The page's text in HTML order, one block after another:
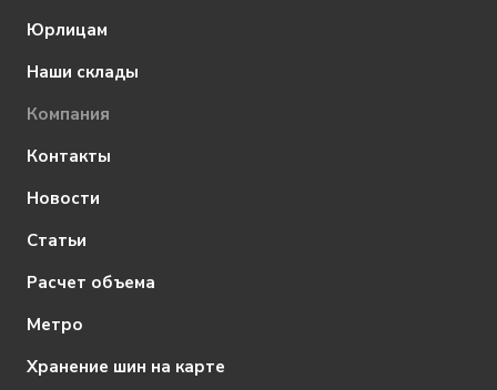
Юрлицам
Наши склады
Компания
Контакты
Новости
Статьи
Расчет объема
Метро
Хранение шин на карте